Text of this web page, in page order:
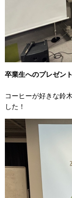
卒業生へのプレゼント
コーヒーが好きな鈴
した！